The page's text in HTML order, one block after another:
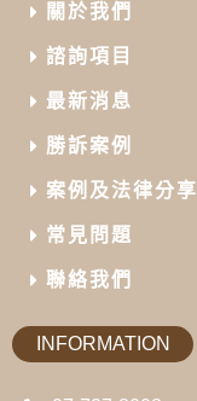
關於我們
諮詢項目
最新消息
勝訴案例
案例及法律分享
常見問題
聯絡我們
INFORMATION